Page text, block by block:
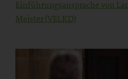
Einführungsansprache von
Meister (VELKD)